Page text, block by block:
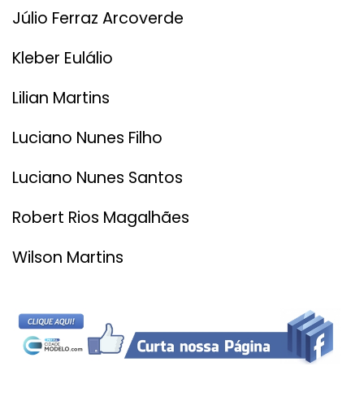
Júlio Ferraz Arcoverde
Kleber Eulálio
Lilian Martins
Luciano Nunes Filho
Luciano Nunes Santos
Robert Rios Magalhães
Wilson Martins